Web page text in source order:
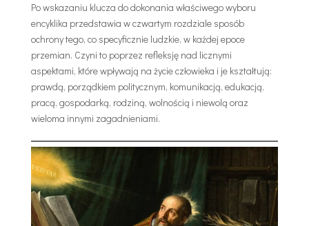
Po wskazaniu klucza do dokonania właściwego wyboru
encyklika przedstawia w czwartym rozdziale sposób
ochrony tego, co specyficznie ludzkie, w każdej epoce
przemian. Czyni to poprzez refleksję nad licznymi
aspektami, które wpływają na życie człowieka i je kształtują:
prawdą, porządkiem politycznym, komunikacją, edukacją,
pracą, gospodarką, rodziną, wolnością i niewolą oraz
wieloma innymi zagadnieniami.